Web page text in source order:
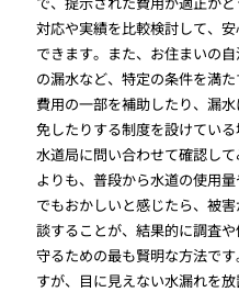
対応や実績を比較検討して、
できます。また、お住まいの
の漏水など、特定の条件を満
費用の一部を補助したり、漏
免したりする制度を設けてい
水道局に問い合わせて確認し
よりも、普段から水道の使用
でもおかしいと感じたら、被
談することが、結果的に調査
守るための最も賢明な方法で
すが、目に見えない水漏れを